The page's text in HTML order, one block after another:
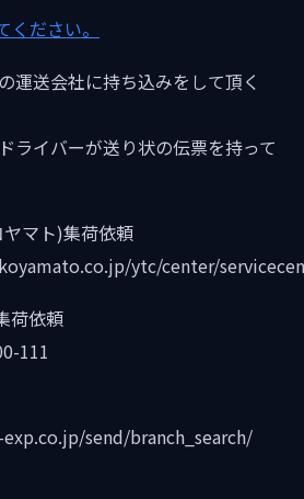
ください。
運送会社に持ち込みをして頂く
ライバーが送り状の伝票を持って
マト)集荷依頼
ytc/center/
荷依頼
111
send/branch_search/